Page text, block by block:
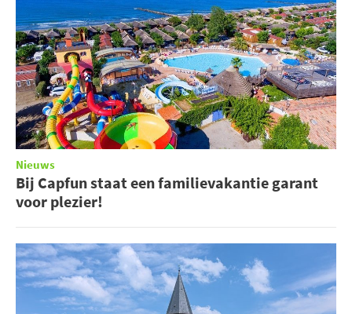
Nieuws
Bij Capfun staat een familievakantie garant
voor plezier!